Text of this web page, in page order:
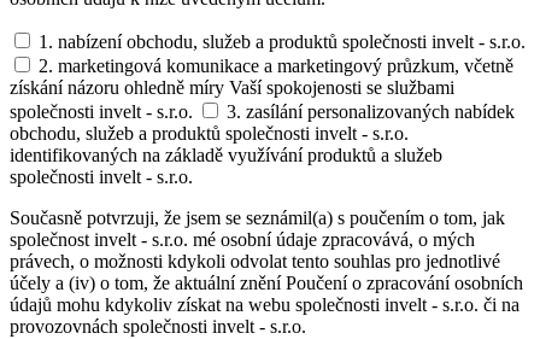
1. nabízení obchodu, služeb a produktů společnosti invelt - s.r.o.
2. marketingová komunikace a marketingový průzkum, včetně
získání názoru ohledně míry Vaší spokojenosti se službami
společnosti invelt - s.r.o.
3. zasílání personalizovaných nabídek
obchodu, služeb a produktů společnosti invelt - s.r.o.
identifikovaných na základě využívání produktů a služeb
společnosti invelt - s.r.o.
Současně potvrzuji, že jsem se seznámil(a) s poučením o tom, jak
společnost invelt - s.r.o. mé osobní údaje zpracovává, o mých
právech, o možnosti kdykoli odvolat tento souhlas pro jednotlivé
účely a (iv) o tom, že aktuální znění Poučení o zpracování osobních
údajů mohu kdykoliv získat na webu společnosti invelt - s.r.o. či na
provozovnách společnosti invelt - s.r.o.